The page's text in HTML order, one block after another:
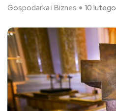
Gospodarka i Biznes
10 lutego